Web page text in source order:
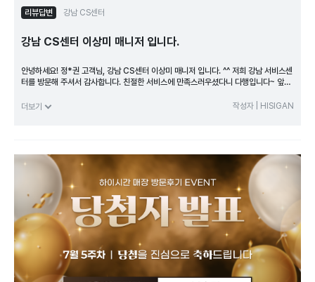
리뷰답변 강남 CS센터
강남 CS센터 이상미 매니저 입니다.
안녕하세요! 정*권 고객님, 강남 CS센터 이상미 매니저 입니다. ^^ 저희 강남 서비스센
터를 방문해 주셔서 감사합니다. 친절한 서비스에 만족스러우셨다니 다행입니다~ 앞으
폴리싱 등 시계에 관한 문제 있으시면 언제든지 편하게 방문해주시고 하이시간 강남 서
더보기 작성자 | HISIGAN